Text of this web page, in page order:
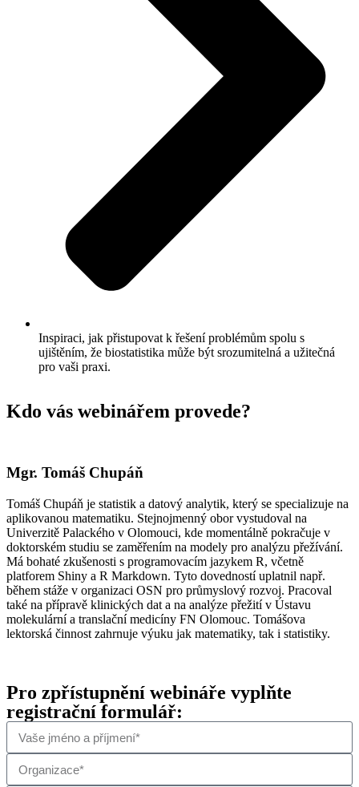
Inspiraci, jak přistupovat k řešení problémům spolu s
ujištěním, že biostatistika může být srozumitelná a užitečná
pro vaši praxi.
Kdo vás webinářem provede?
Mgr. Tomáš Chupáň
Tomáš Chupáň je statistik a datový analytik, který se specializuje na
aplikovanou matematiku. Stejnojmenný obor vystudoval na
Univerzitě Palackého v Olomouci, kde momentálně pokračuje v
doktorském studiu se zaměřením na modely pro analýzu přežívání.
Má bohaté zkušenosti s programovacím jazykem R, včetně
platforem Shiny a R Markdown. Tyto dovedností uplatnil např.
během stáže v organizaci OSN pro průmyslový rozvoj. Pracoval
také na přípravě klinických dat a na analýze přežití v Ústavu
molekulární a translační medicíny FN Olomouc. Tomášova
lektorská činnost zahrnuje výuku jak matematiky, tak i statistiky.
Pro zpřístupnění webináře vyplňte
registrační formulář: